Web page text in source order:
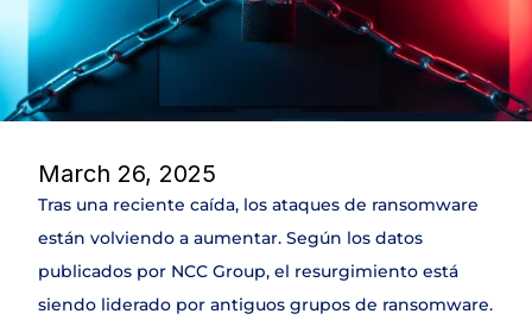
DLP
NAC & IPAM
Wifi Security
IDS
SIEM
Encryption & Transfer Files
Digital Risk Protection
Threat Intelligence
SERVICIOS
March 26, 2025
Tras una reciente caída, los ataques de ransomware
están volviendo a aumentar. Según los datos
publicados por NCC Group, el resurgimiento está
siendo liderado por antiguos grupos de ransomware.